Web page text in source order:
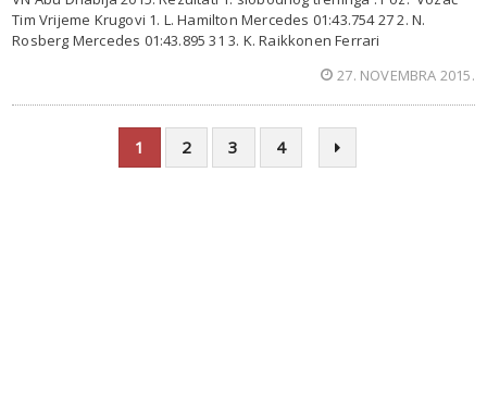
Tim Vrijeme Krugovi 1. L. Hamilton Mercedes 01:43.754 27 2. N.
Rosberg Mercedes 01:43.895 31 3. K. Raikkonen Ferrari
27. NOVEMBRA 2015.
1 2 3 4